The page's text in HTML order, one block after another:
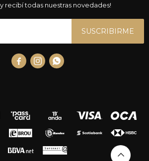
y recibí todas nuestras novedades!
SUSCRIBIRME
  